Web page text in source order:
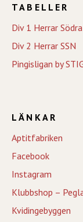
TABELLER
Div 1 Herrar Södra
Div 2 Herrar SSN
Pingisligan by
LÄNKAR
Aptitfabriken
Facebook
Instagram
Klubbshop –
Kvidingebyggen